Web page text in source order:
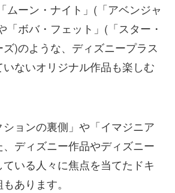
ムーン・ナイト」(「アベンジャ
「ボバ・フェット」(「スター・
)のような、ディズニープラス
ないオリジナル作品も楽しむ
ションの裏側」や「イマジニア
、ディズニー作品やディズニー
ている人々に焦点を当てたドキ
あります。